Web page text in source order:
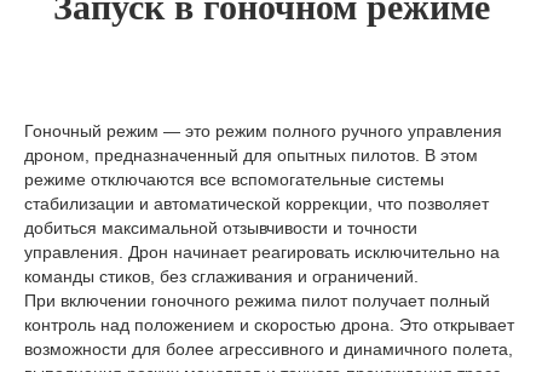
Гоночный режим — это режим полного ручного управления
дроном, предназначенный для опытных пилотов. В этом
режиме отключаются все вспомогательные системы
стабилизации и автоматической коррекции, что позволяет
добиться максимальной отзывчивости и точности
управления. Дрон начинает реагировать исключительно на
команды стиков, без сглаживания и ограничений.
При включении гоночного режима пилот получает полный
контроль над положением и скоростью дрона. Это открывает
возможности для более агрессивного и динамичного полета,